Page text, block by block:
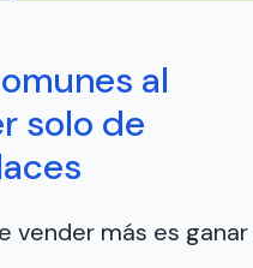
al
solo de
vender más es